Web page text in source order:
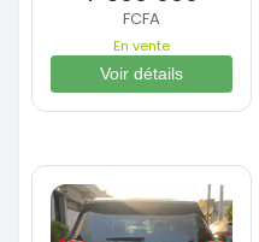
FCFA
En vente
Voir détails